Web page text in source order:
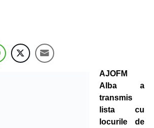
AJOFM
Alba a
transmis
lista cu
locurile de